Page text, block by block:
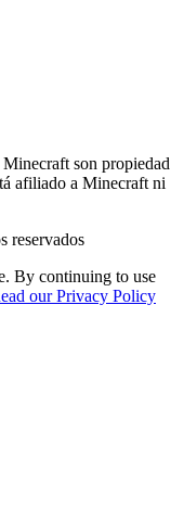
son propiedad
afiliado a Minecraft ni
reservados
By continuing to use
our Privacy Policy